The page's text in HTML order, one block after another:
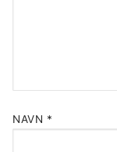
NAVN *